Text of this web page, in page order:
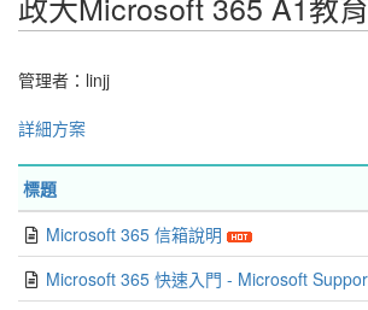
管理者： linjj
詳細方案
標題
Microsoft 365 信箱說明
Microsoft 365 快速入門 - Microsoft